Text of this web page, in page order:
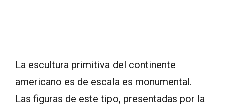
La escultura primitiva del continente
americano es de escala es monumental.
Las figuras de este tipo, presentadas por la